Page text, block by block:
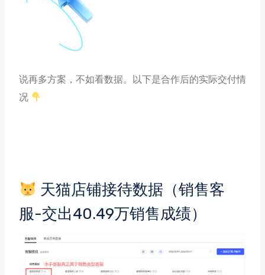
说再多方案，不如看数据。以下是合作后的实际交付情
况
天猫店铺接待数据（销售客
服-交出40.49万销售成绩）